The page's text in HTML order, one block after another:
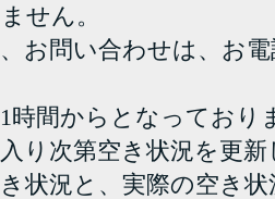
せん。
お問い合わせは、お
時間からとなっており
り次第空き状況を更新
状況と、実際の空き